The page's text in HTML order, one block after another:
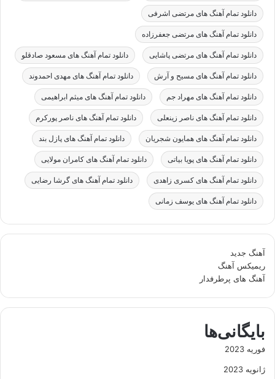
دانلود تمام آهنگ های مرتضی اشرفی
دانلود تمام آهنگ های مرتضی جعفرزاده
دانلود تمام آهنگ های مرتضی پاشایی دانلود تمام آهنگ های مسعود صادقلو
دانلود تمام آهنگ های مسیح و آرش دانلود تمام آهنگ های مهدی احمدوند
دانلود تمام آهنگ های مهراد جم دانلود تمام آهنگ های میثم ابراهیمی
دانلود تمام آهنگ های ناصر زینعلی دانلود تمام آهنگ های ناصر پورکرم
دانلود تمام آهنگ های همایون شجریان دانلود تمام آهنگ های پازل بند
دانلود تمام آهنگ های پویا بیاتی دانلود تمام آهنگ های کامران مولایی
دانلود تمام آهنگ های کسری زاهدی دانلود تمام آهنگ های گرشا رضایی
دانلود تمام آهنگ های یوسف زمانی
آهنگ جدید
ریمیکس آهنگ
آهنگ های پرطرفدار
بایگانی‌ها
فوریه 2023
ژانویه 2023